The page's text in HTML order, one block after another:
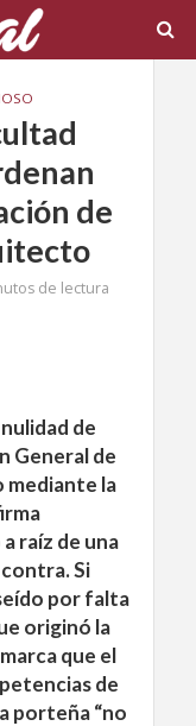
de
de lectura
de
General de
mediante la
raíz de una
Si
por falta
originó la
que el
de
porteña “no